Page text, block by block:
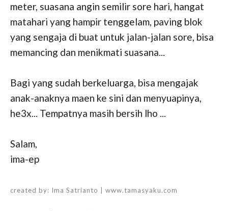
meter, suasana angin semilir sore hari, hangat
matahari yang hampir tenggelam, paving blok
yang sengaja di buat untuk jalan-jalan sore, bisa
memancing dan menikmati suasana...
Bagi yang sudah berkeluarga, bisa mengajak
anak-anaknya maen ke sini dan menyuapinya,
he3x... Tempatnya masih bersih lho ...
Salam,
ima-ep
created by: Ima Satrianto | www.tamasyaku.com